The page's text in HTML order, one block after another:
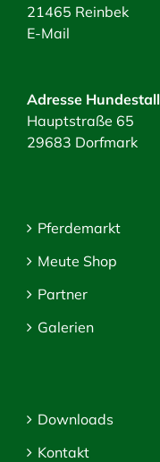
21465 Reinbek
E-Mail
Adresse Hundestall
Hauptstraße 65
29683 Dorfmark
Pferdemarkt
Meute Shop
Partner
Galerien
Downloads
Kontakt